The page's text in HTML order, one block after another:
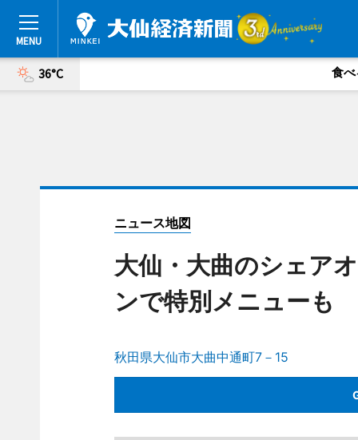
36°C 食べ
ニュース地図
大仙・大曲のシェア
ンで特別メニューも
秋田県大仙市大曲中通町7－15